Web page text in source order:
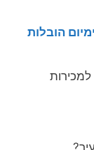
הובלות